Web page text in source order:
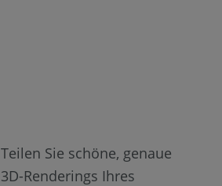
Teilen Sie schöne, genaue
3D-Renderings Ihres